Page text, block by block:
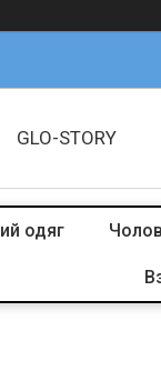
GLO-STORY
одяг